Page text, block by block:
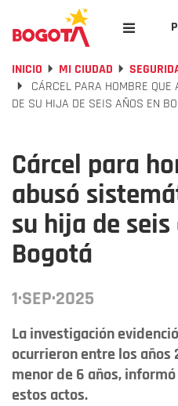
INICIO MI CIUDAD
CÁRCEL PARA HOMBRE
DE SU HIJA DE SEIS AÑOS EN
Cárcel para
abusó
su hija de seis
Bogotá
1·SEP·2025
La investigación
ocurrieron entre los años
menor de 6 años,
estos actos.